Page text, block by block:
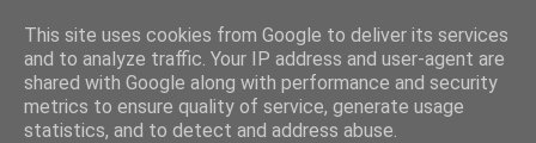
This site uses cookies from Google to deliver its services
and to analyze traffic. Your IP address and user-agent are
shared with Google along with performance and security
metrics to ensure quality of service, generate usage
statistics, and to detect and address abuse.